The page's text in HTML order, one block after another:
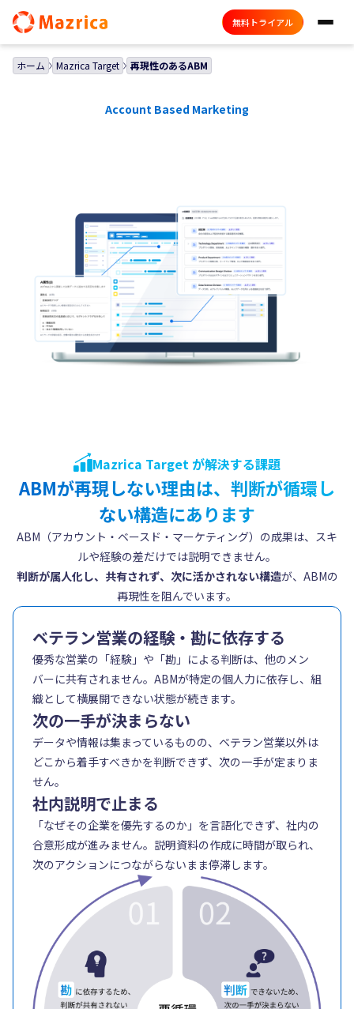
無料トライアル
ホーム Mazrica Target 再現性のあるABM
Account Based Marketing
Mazrica Target が解決する課題
ABMが再現しない理由は、判断が循環し
ない構造にあります
ABM（アカウント・ベースド・マーケティング）の成果は、スキ
ルや経験の差だけでは説明できません。
判断が属人化し、共有されず、次に活かされない構造が、ABMの
再現性を阻んでいます。
ベテラン営業の経験・勘に依存する
優秀な営業の「経験」や「勘」による判断は、他のメン
バーに共有されません。ABMが特定の個人力に依存し、組
織として横展開できない状態が続きます。
次の一手が決まらない
データや情報は集まっているものの、ベテラン営業以外は
どこから着手すべきかを判断できず、次の一手が定まりま
せん。
社内説明で止まる
「なぜその企業を優先するのか」を言語化できず、社内の
合意形成が進みません。説明資料の作成に時間が取られ、
次のアクションにつながらないまま停滞します。